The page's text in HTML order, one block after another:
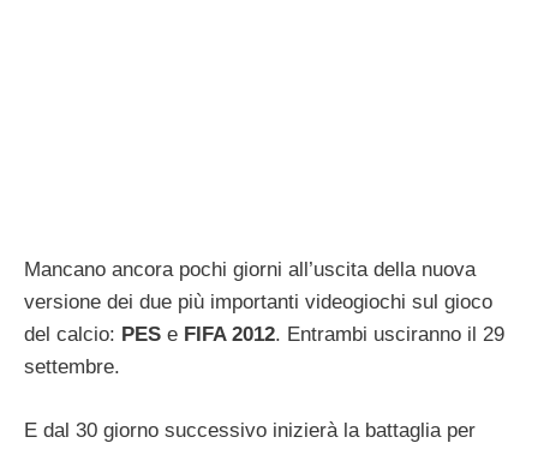
Mancano ancora pochi giorni all’uscita della nuova
versione dei due più importanti videogiochi sul gioco
del calcio: PES e FIFA 2012. Entrambi usciranno il 29
settembre.
E dal 30 giorno successivo inizierà la battaglia per